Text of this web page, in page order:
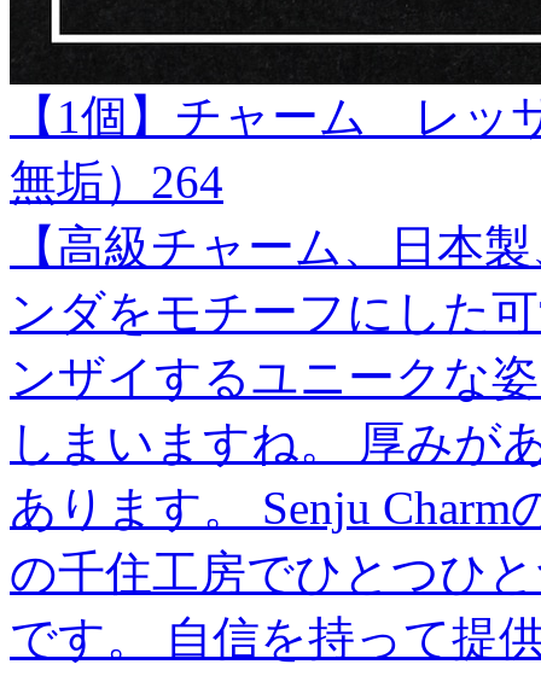
【1個】チャーム レッ
無垢）264
【高級チャーム、日本
ンダをモチーフにした
ンザイするユニークな
しまいますね。 厚みが
あります。 Senju Charm
の千住工房でひとつひ
です。 自信を持って提